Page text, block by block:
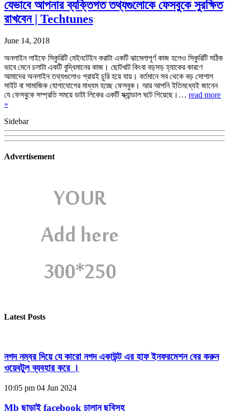
যেভাবে আপনার ব্যক্তিগত তথ্যগুলোকে ফেসবুকে সুরক্ষিত
রাখবেন | Techtunes
June 14, 2018
অনলাইন লাইফে সিকুরিটি মেইনটেইন করাটা একটি ঝামেলাপূর্ণ কাজ হলেও সিকুরিটি সঠিক
ভাবে মেনে চলাটা একটি বুদ্ধিমানের কাজ। ছোটখাট কিংবা বড়সড় হ্যাকের কারণে
আমাদের অনলাইন তথ্যগুলোও প্রায়ই চুরি হয়ে যায়। বর্তমানে সব থেকে বড় সোশাল
সাইট বা সামাজিক যোগাযোগের মাধ্যম হচ্ছে ফেসবুক। আর আপনি ইতিমধ্যেই জানেন
যে ফেসবুকে সম্প্রতি সময়ে ডাটা লিকের একটি স্ক্যান্ডাল ঘটে গিয়েছে।… read more
»
Sidebar
Advertisement
Latest Posts
নগদ নম্বর দিয়ে যে কারো নগদ একাউন্ট এর হাফ ইনফরমেশন বের করুন
ওয়েবটুল ব্যবহার করে ।
10:05 pm 04 Jun 2024
Mb ছাড়াই facebook চালান ছবিসহ